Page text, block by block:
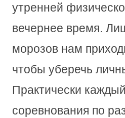
утренней
вечернее время.
морозов нам
чтобы уберечь
Практически
соревнования по